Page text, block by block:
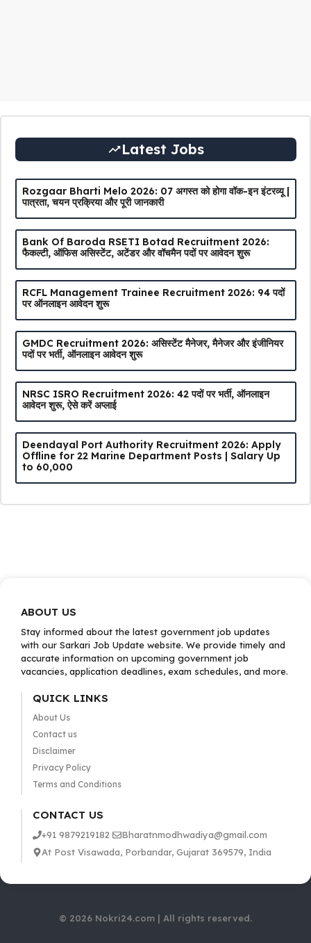
Latest Jobs
Rozgaar Bharti Melo 2026: 07 अगस्त को होगा वॉक-इन इंटरव्यू |
पात्रता, चयन प्रक्रिया और पूरी जानकारी
Bank Of Baroda RSETI Botad Recruitment 2026:
फैकल्टी, ऑफिस असिस्टेंट, अटेंडर और वॉचमैन पदों पर आवेदन शुरू
RCFL Management Trainee Recruitment 2026: 94 पदों
पर ऑनलाइन आवेदन शुरू
GMDC Recruitment 2026: असिस्टेंट मैनेजर, मैनेजर और इंजीनियर
पदों पर भर्ती, ऑनलाइन आवेदन शुरू
NRSC ISRO Recruitment 2026: 42 पदों पर भर्ती, ऑनलाइन
आवेदन शुरू, ऐसे करें अप्लाई
Deendayal Port Authority Recruitment 2026: Apply
Offline for 22 Marine Department Posts | Salary Up
to ₹60,000
ABOUT US
Stay informed about the latest government job updates
with our Sarkari Job Update website. We provide timely and
accurate information on upcoming government job
vacancies, application deadlines, exam schedules, and more.
QUICK LINKS
About Us
Contact us
Disclaimer
Privacy Policy
Terms and Conditions
CONTACT US
+91 9879219182
Bharatnmodhwadiya@gmail.com
At Post Visawada, Porbandar, Gujarat 369579, India
© 2026 Nokri24.com | All rights reserved.